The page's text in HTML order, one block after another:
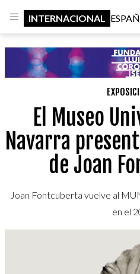
INTERNACIONAL
El Museo
Navarra
de Joan
Joan Fontcuberta vuelve al
en el